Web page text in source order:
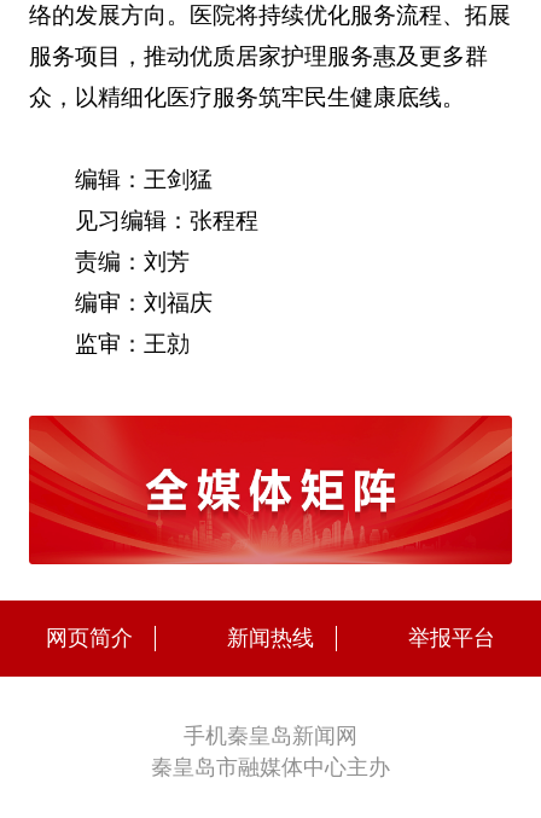
络的发展方向。医院将持续优化服务流程、拓展
服务项目，推动优质居家护理服务惠及更多群
众，以精细化医疗服务筑牢民生健康底线。
编辑：王剑猛
见习编辑：张程程
责编：刘芳
编审：刘福庆
监审：王勍
网页简介 新闻热线 举报平台
手机秦皇岛新闻网
秦皇岛市融媒体中心主办